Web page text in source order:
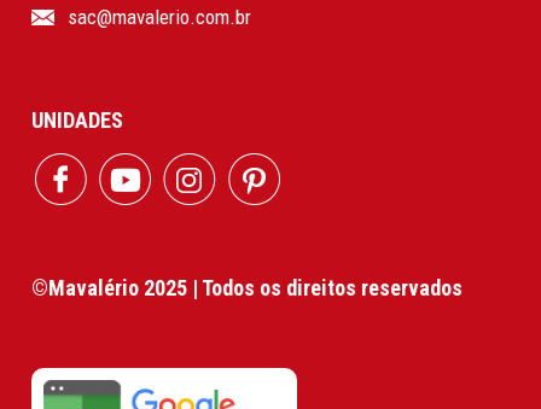
sac@mavalerio.com.br
UNIDADES
©Mavalério 2025 | Todos os direitos reservados